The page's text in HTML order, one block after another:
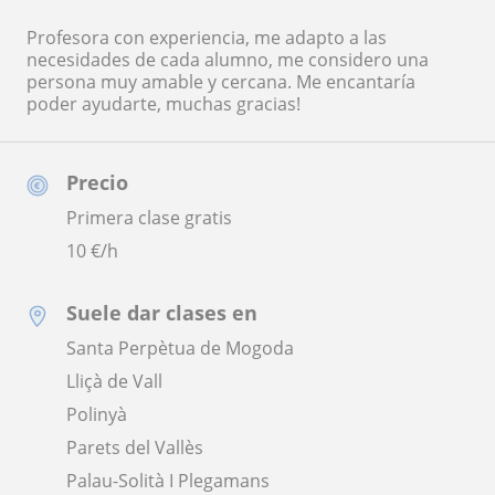
Precio
Primera clase gratis
10€/h
Suele dar clases en
Santa Perpètua de Mogoda
Lliçà de Vall
Polinyà
Parets del Vallès
Palau-Solità I Plegamans
Profesora con experiencia, me adapto a las
necesidades de cada alumno, me considero una
persona muy amable y cercana. Me encantaría
poder ayudarte, muchas gracias!